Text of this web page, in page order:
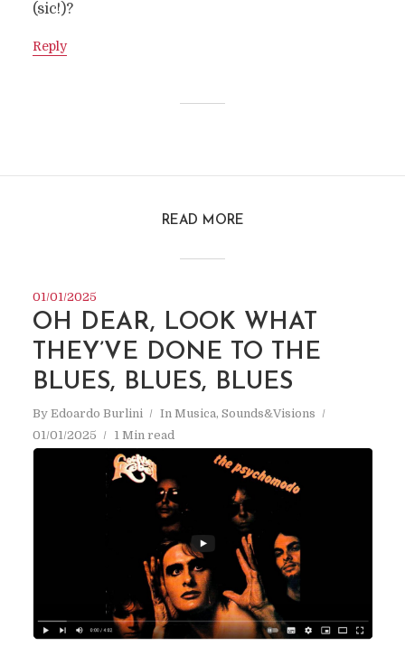
(sic!)?
Reply
READ MORE
01/01/2025
OH DEAR, LOOK WHAT
THEY’VE DONE TO THE
BLUES, BLUES, BLUES
By Edoardo Burlini In Musica, Sounds&Visions
01/01/2025
1 Min read